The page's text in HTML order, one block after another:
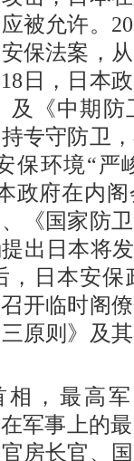
被允许。
保法案，
日，日本
及《中期
专守防卫
保环境“严
政府在内
《国家防
出日本将
，日本安
开临时阁
原则》及
相，最高
军事上的
房长官、